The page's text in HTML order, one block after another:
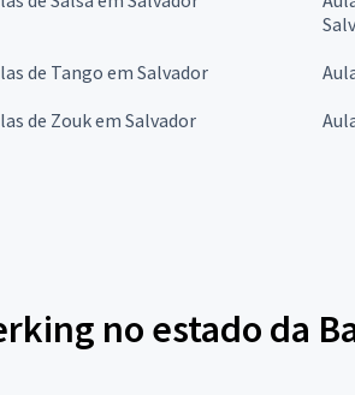
de Tango em Salvador
de Zouk em Salvador
no estado da